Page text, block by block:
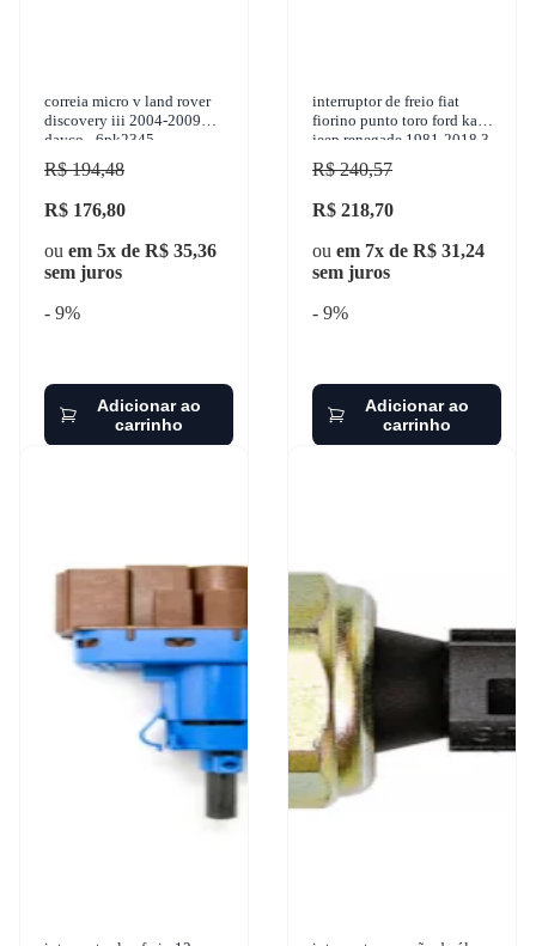
correia micro v land rover
discovery iii 2004-2009
dayco - 6pk2345
R$ 194,48
R$ 176,80
ou em 5x de R$ 35,36
sem juros
- 9%
Adicionar ao
carrinho
interruptor de freio fiat
fiorino punto toro ford ka
jeep renegade 1981-2018 3-
rho - 411
R$ 240,57
R$ 218,70
ou em 7x de R$ 31,24
sem juros
- 9%
Adicionar ao
carrinho